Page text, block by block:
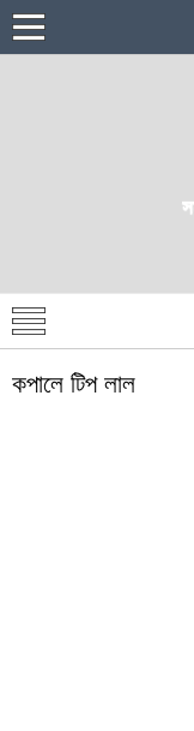
কপালে টিপ লাল